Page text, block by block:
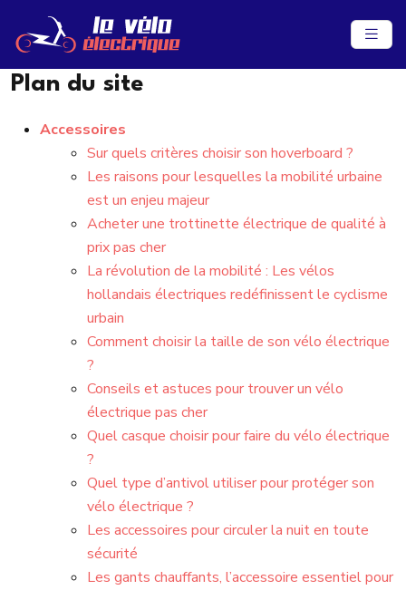
Plan du site
Accessoires
Sur quels critères choisir son hoverboard ?
Les raisons pour lesquelles la mobilité urbaine
est un enjeu majeur
Acheter une trottinette électrique de qualité à
prix pas cher
La révolution de la mobilité : Les vélos
hollandais électriques redéfinissent le cyclisme
urbain
Comment choisir la taille de son vélo électrique
?
Conseils et astuces pour trouver un vélo
électrique pas cher
Quel casque choisir pour faire du vélo électrique
?
Quel type d’antivol utiliser pour protéger son
vélo électrique ?
Les accessoires pour circuler la nuit en toute
sécurité
Les gants chauffants, l’accessoire essentiel pour